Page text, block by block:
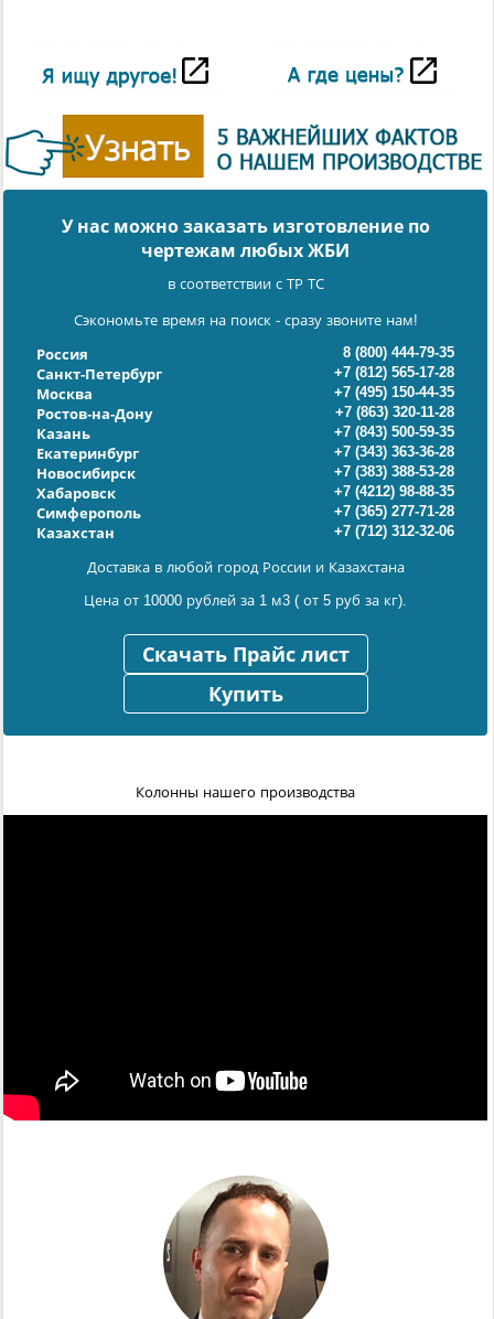
У нас можно заказать изготовление по
чертежам любых ЖБИ
в соответствии с ТР ТС
Сэкономьте время на поиск - сразу звоните нам!
Россия
8 (800) 444-79-35
Санкт-Петербург
+7 (812) 565-17-28
Москва
+7 (495) 150-44-35
Ростов-на-Дону
+7 (863) 320-11-28
Казань
+7 (843) 500-59-35
Екатеринбург
+7 (343) 363-36-28
Новосибирск
+7 (383) 388-53-28
Хабаровск
+7 (4212) 98-88-35
Симферополь
+7 (365) 277-71-28
Казахстан
+7 (712) 312-32-06
Доставка в любой город России и Казахстана
Цена от 10000 рублей за 1 м3 ( от 5 руб за кг).
Скачать Прайс лист
Купить
Колонны нашего производства